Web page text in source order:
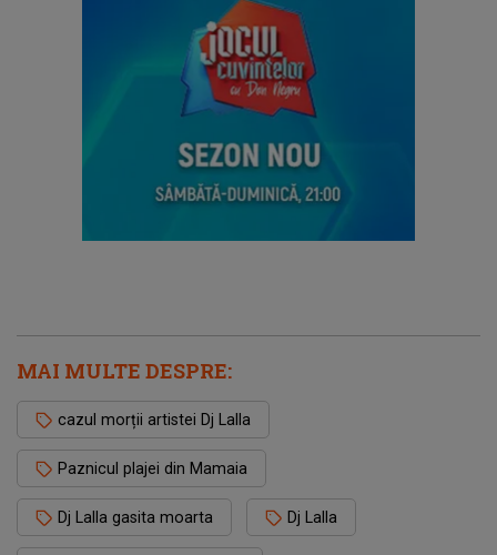
MAI MULTE DESPRE:
cazul morții artistei Dj Lalla
Paznicul plajei din Mamaia
Dj Lalla gasita moarta Dj Lalla